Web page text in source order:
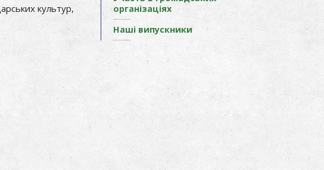
культур,
організаціях
Наші випускники